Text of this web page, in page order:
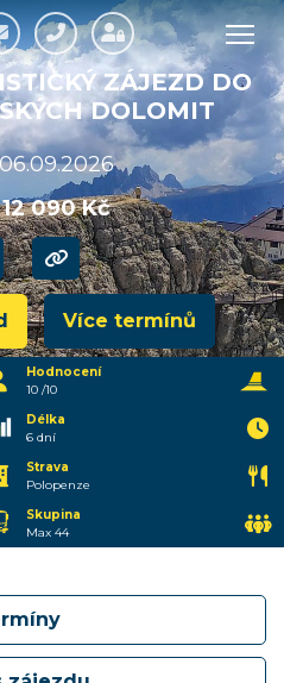
ZÁJEZD DO
DOLOMIT
090 Kč
Více termínů
Hodnocení
10 /10
Délka
6 dní
Strava
Polopenze
Skupina
Max 44